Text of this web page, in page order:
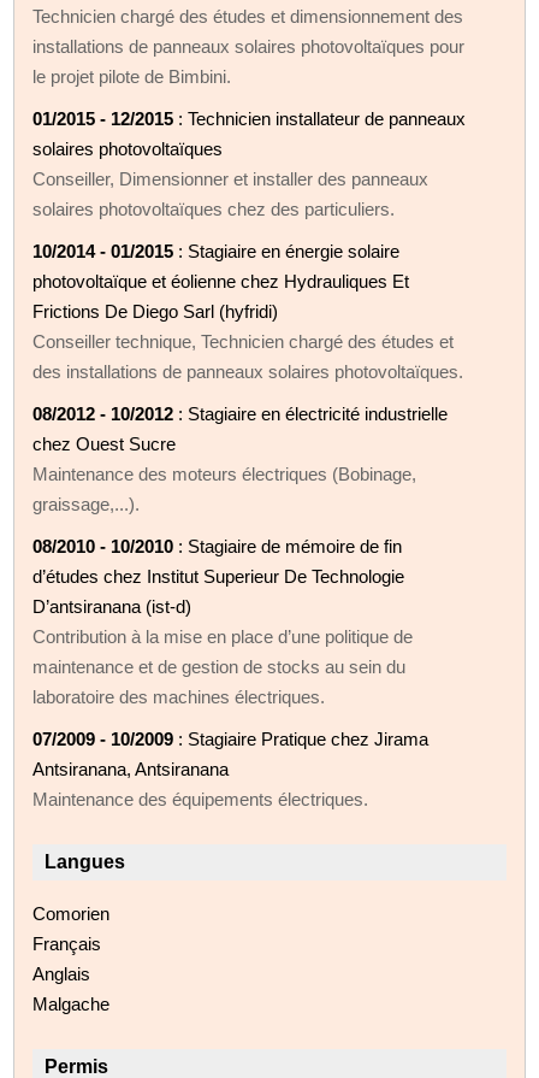
Technicien chargé des études et dimensionnement des
installations de panneaux solaires photovoltaïques pour
le projet pilote de Bimbini.
01/2015 - 12/2015 : Technicien installateur de panneaux
solaires photovoltaïques
Conseiller, Dimensionner et installer des panneaux
solaires photovoltaïques chez des particuliers.
10/2014 - 01/2015 : Stagiaire en énergie solaire
photovoltaïque et éolienne chez Hydrauliques Et
Frictions De Diego Sarl (hyfridi)
Conseiller technique, Technicien chargé des études et
des installations de panneaux solaires photovoltaïques.
08/2012 - 10/2012 : Stagiaire en électricité industrielle
chez Ouest Sucre
Maintenance des moteurs électriques (Bobinage,
graissage,...).
08/2010 - 10/2010 : Stagiaire de mémoire de fin
d’études chez Institut Superieur De Technologie
D’antsiranana (ist-d)
Contribution à la mise en place d’une politique de
maintenance et de gestion de stocks au sein du
laboratoire des machines électriques.
07/2009 - 10/2009 : Stagiaire Pratique chez Jirama
Antsiranana, Antsiranana
Maintenance des équipements électriques.
Langues
Comorien
Français
Anglais
Malgache
Permis